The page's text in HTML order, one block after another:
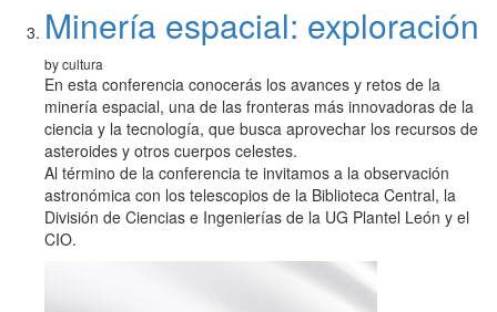
Minería espacial: exploración
by cultura
En esta conferencia conocerás los avances y retos de la
minería espacial, una de las fronteras más innovadoras de la
ciencia y la tecnología, que busca aprovechar los recursos de
asteroides y otros cuerpos celestes.
Al término de la conferencia te invitamos a la observación
astronómica con los telescopios de la Biblioteca Central, la
División de Ciencias e Ingenierías de la UG Plantel León y el
CIO.